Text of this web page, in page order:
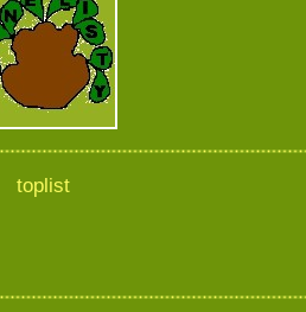
toplist